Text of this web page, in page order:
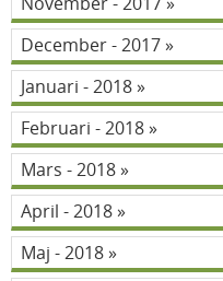
December - 2017
Januari - 2018
Februari - 2018
Mars - 2018
April - 2018
Maj - 2018